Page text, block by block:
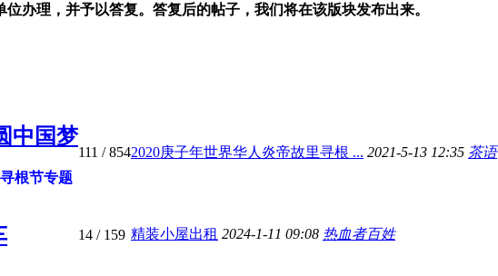
办理，并予以答复。答复后的帖子，我们将在该版块发布出来。
中国梦
根节专题
111 / 8542020庚子年世界华人炎帝故里寻根 ... 2021-5-13 12:35 茶语
14 / 159 精装小屋出租 2024-1-11 09:08 热血者百姓